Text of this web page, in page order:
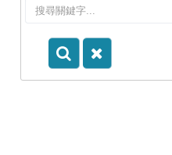
所
別